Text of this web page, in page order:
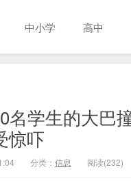
中小学 高中
学生的大巴
惊吓
分类： 信息 阅读(232)